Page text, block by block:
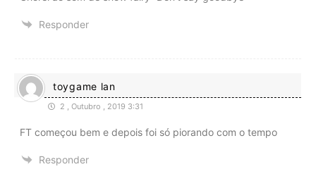
Responder
toygame lan
2 , Outubro , 2019 3:31
FT começou bem e depois foi só piorando com o tempo
Responder